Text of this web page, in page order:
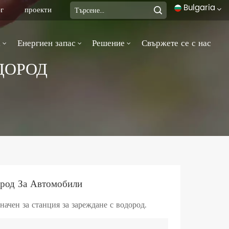
Bulgaria
English
проекти
Енергиен запас Решение Свържете се с нас
За Автомобили
за станция за зареждане с водород.